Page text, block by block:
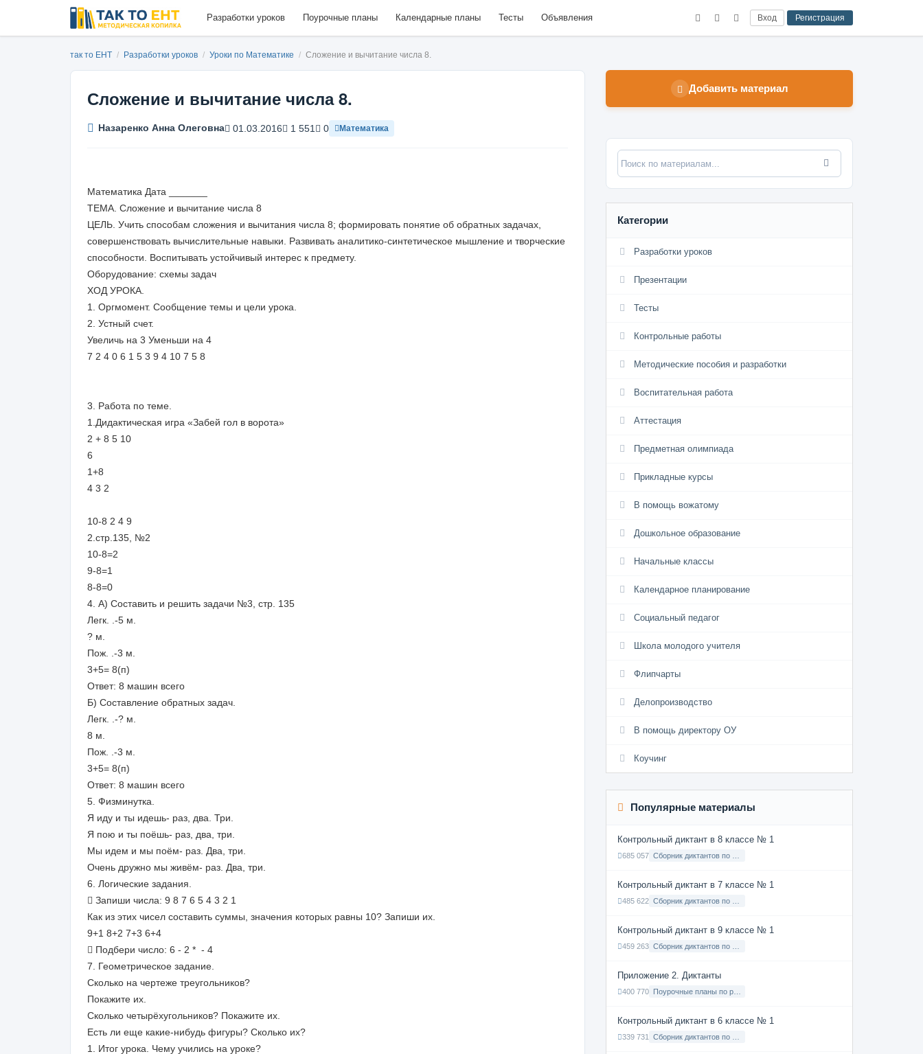
Разработки уроков Поурочные планы Календарные планы Тесты Объявления Вход Регистрация
так то ЕНТ / Разработки уроков / Уроки по Математике / Сложение и вычитание числа 8.
Сложение и вычитание числа 8.
Назаренко Анна Олеговна 01.03.2016 1 551 0 Математика
Математика Дата _______
ТЕМА. Сложение и вычитание числа 8
ЦЕЛЬ. Учить способам сложения и вычитания числа 8; формировать понятие об обратных задачах,
совершенствовать вычислительные навыки. Развивать аналитико-синтетическое мышление и творческие
способности. Воспитывать устойчивый интерес к предмету.
Оборудование: схемы задач
ХОД УРОКА.
1. Оргмомент. Сообщение темы и цели урока.
2. Устный счет.
Увеличь на 3 Уменьши на 4
7 2 4 0 6 1 5 3 9 4 10 7 5 8
3. Работа по теме.
1.Дидактическая игра «Забей гол в ворота»
2 + 8 5 10
6
1+8
4 3 2
10-8 2 4 9
2.стр.135, №2
10-8=2
9-8=1
8-8=0
4. А) Составить и решить задачи №3, стр. 135
Легк. .-5 м.
? м.
Пож. .-3 м.
3+5= 8(п)
Ответ: 8 машин всего
Б) Составление обратных задач.
Легк. .-? м.
8 м.
Пож. .-3 м.
3+5= 8(п)
Ответ: 8 машин всего
5. Физминутка.
Я иду и ты идешь- раз, два. Три.
Я пою и ты поёшь- раз, два, три.
Мы идем и мы поём- раз. Два, три.
Очень дружно мы живём- раз. Два, три.
6. Логические задания.
 Запиши числа: 9 8 7 6 5 4 3 2 1
Как из этих чисел составить суммы, значения которых равны 10? Запиши их.
9+1 8+2 7+3 6+4
 Подбери число: 6 - 2 * ⁪ - 4
7. Геометрическое задание.
Сколько на чертеже треугольников?
Покажите их.
Сколько четырёхугольников? Покажите их.
Есть ли еще какие-нибудь фигуры? Сколько их?
1. Итог урока. Чему учились на уроке?
Добавить материал
Категории
Разработки уроков
Презентации
Тесты
Контрольные работы
Методические пособия и разработки
Воспитательная работа
Аттестация
Предметная олимпиада
Прикладные курсы
В помощь вожатому
Дошкольное образование
Начальные классы
Календарное планирование
Социальный педагог
Школа молодого учителя
Флипчарты
Делопроизводство
В помощь директору ОУ
Коучинг
Популярные материалы
Контрольный диктант в 8 классе № 1
685 057
Контрольный диктант в 7 классе № 1
485 622
Контрольный диктант в 9 классе № 1
459 263
Приложение 2. Диктанты
400 770
Контрольный диктант в 6 классе № 1
339 731